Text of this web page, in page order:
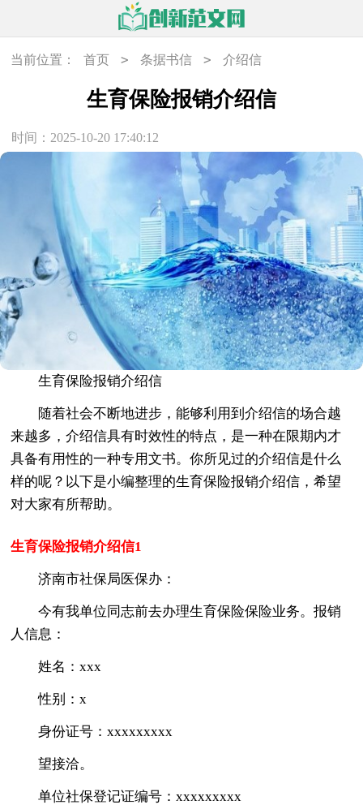
当前位置： 首页 > 条据书信 > 介绍信
生育保险报销介绍信
时间：2025-10-20 17:40:12
生育保险报销介绍信
随着社会不断地进步，能够利用到介绍信的场合越
来越多，介绍信具有时效性的特点，是一种在限期内才
具备有用性的一种专用文书。你所见过的介绍信是什么
样的呢？以下是小编整理的生育保险报销介绍信，希望
对大家有所帮助。
生育保险报销介绍信1
济南市社保局医保办：
今有我单位同志前去办理生育保险保险业务。报销
人信息：
姓名：xxx
性别：x
身份证号：xxxxxxxxx
望接洽。
单位社保登记证编号：xxxxxxxxx